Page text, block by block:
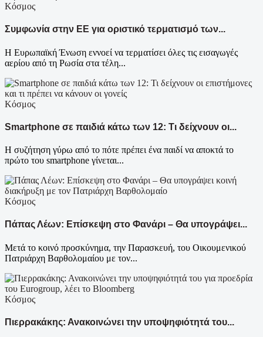
Κόσμος
Συμφωνία στην ΕΕ για οριστικό τερματισμό των...
Η Ευρωπαϊκή Ένωση εννοεί να τερματίσει όλες τις εισαγωγές
αερίου από τη Ρωσία στα τέλη...
Κόσμος
Smartphone σε παιδιά κάτω των 12: Τι δείχνουν οι...
Η συζήτηση γύρω από το πότε πρέπει ένα παιδί να αποκτά το
πρώτο του smartphone γίνεται...
Κόσμος
Πάπας Λέων: Επίσκεψη στο Φανάρι – Θα υπογράψει...
Μετά το κοινό προσκύνημα, την Παρασκευή, του Οικουμενικού
Πατριάρχη Βαρθολομαίου με τον...
Κόσμος
Πιερρακάκης: Ανακοινώνει την υποψηφιότητά του...